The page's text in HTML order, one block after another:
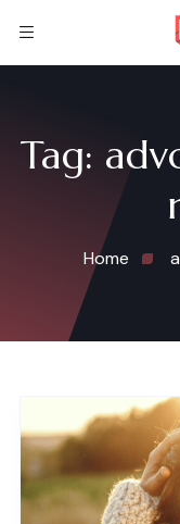
Tag:
Home